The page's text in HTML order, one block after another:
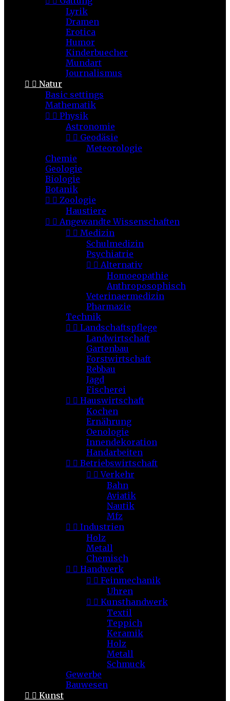
Lyrik
Dramen
Erotica
Humor
Kinderbuecher
Mundart
Journalismus
  Natur
Basic settings
Mathematik
  Physik
Astronomie
  Geodäsie
Meteorologie
Chemie
Geologie
Biologie
Botanik
  Zoologie
Haustiere
  Angewandte Wissenschaften
  Medizin
Schulmedizin
Psychiatrie
  Alternativ
Homoeopathie
Anthroposophisch
Veterinaermedizin
Pharmazie
Technik
  Landschaftspflege
Landwirtschaft
Gartenbau
Forstwirtschaft
Rebbau
Jagd
Fischerei
  Hauswirtschaft
Kochen
Ernährung
Oenologie
Innendekoration
Handarbeiten
  Betriebswirtschaft
  Verkehr
Bahn
Aviatik
Nautik
Mfz
  Industrien
Holz
Metall
Chemisch
  Handwerk
  Feinmechanik
Uhren
  Kunsthandwerk
Textil
Teppich
Keramik
Holz
Metall
Schmuck
Gewerbe
Bauwesen
  Kunst